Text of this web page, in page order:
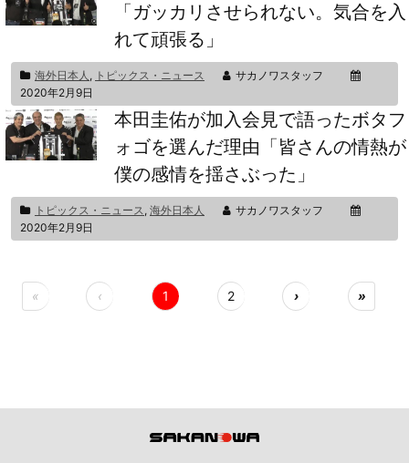
「ガッカリさせられない。気合を入
れて頑張る」
海外日本人 , トピックス・ニュース
サカノワスタッフ
2020年2月9日
本田圭佑が加入会見で語ったボタフ
ォゴを選んだ理由「皆さんの情熱が
僕の感情を揺さぶった」
トピックス・ニュース, 海外日本人
サカノワスタッフ
2020年2月9日
« ‹ 1 2 › »